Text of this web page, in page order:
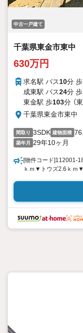
中古一戸建て
千葉県東金市東中
630万円
求名駅 バス10分 歩
成東駅 バス24分 歩
東金駅 歩103分 （
千葉県東金市東中
間取り 3SDK 建物面積
築年月 29年10ヶ月
[物件コード]112001-
ｋｍ▼トウズ2.6ｋｍ